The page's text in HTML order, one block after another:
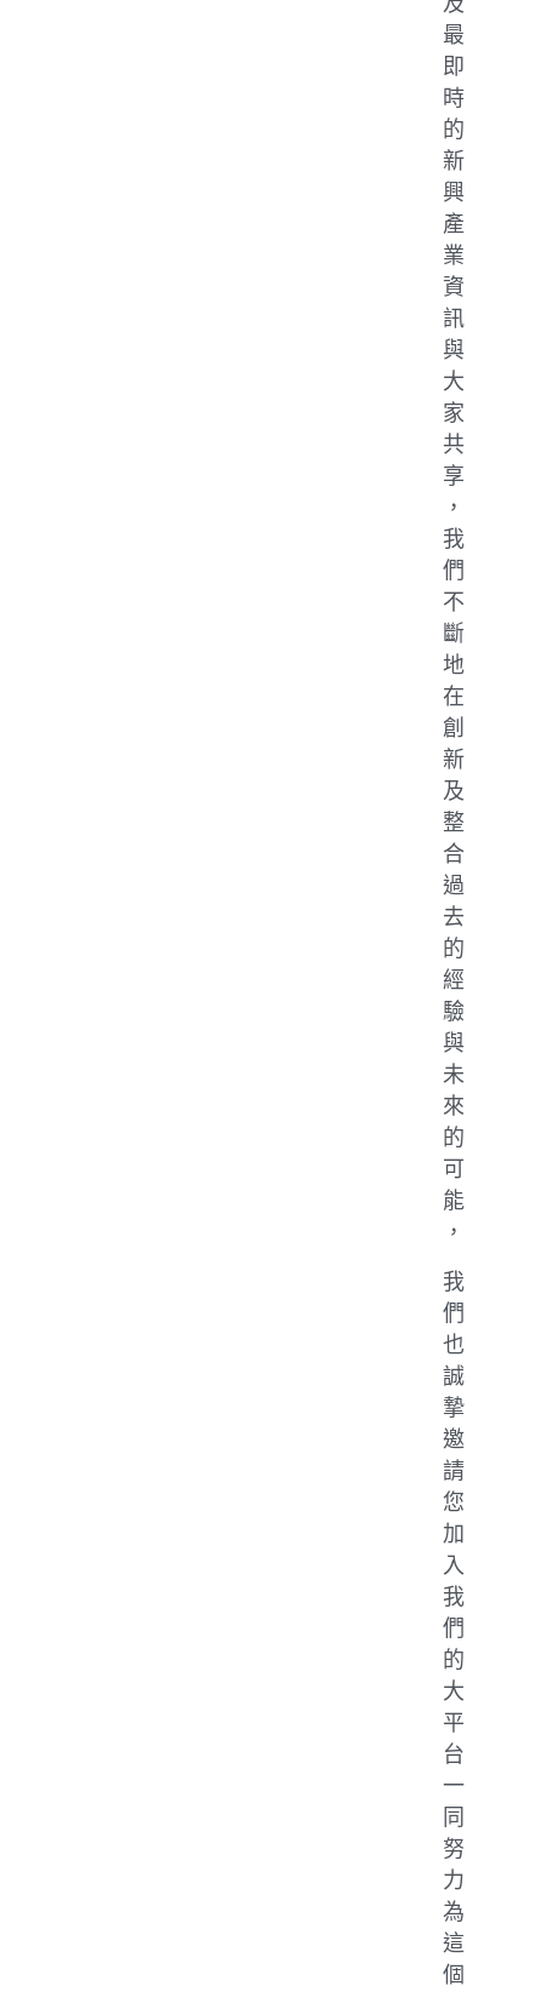
最
即
時
的
新
興
產
業
資
訊
與
大
家
共
享
，
我
們
不
斷
地
在
創
新
及
整
合
過
去
的
經
驗
與
未
來
的
可
能
，
我
們
也
誠
摯
邀
請
您
加
入
我
們
的
大
平
台
一
同
努
力
為
這
個